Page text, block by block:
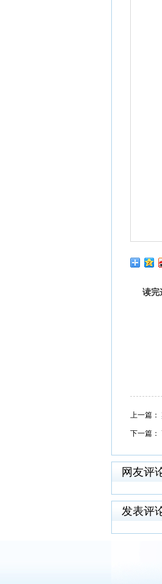
读完
上一篇：
下一篇：
网友评
发表评